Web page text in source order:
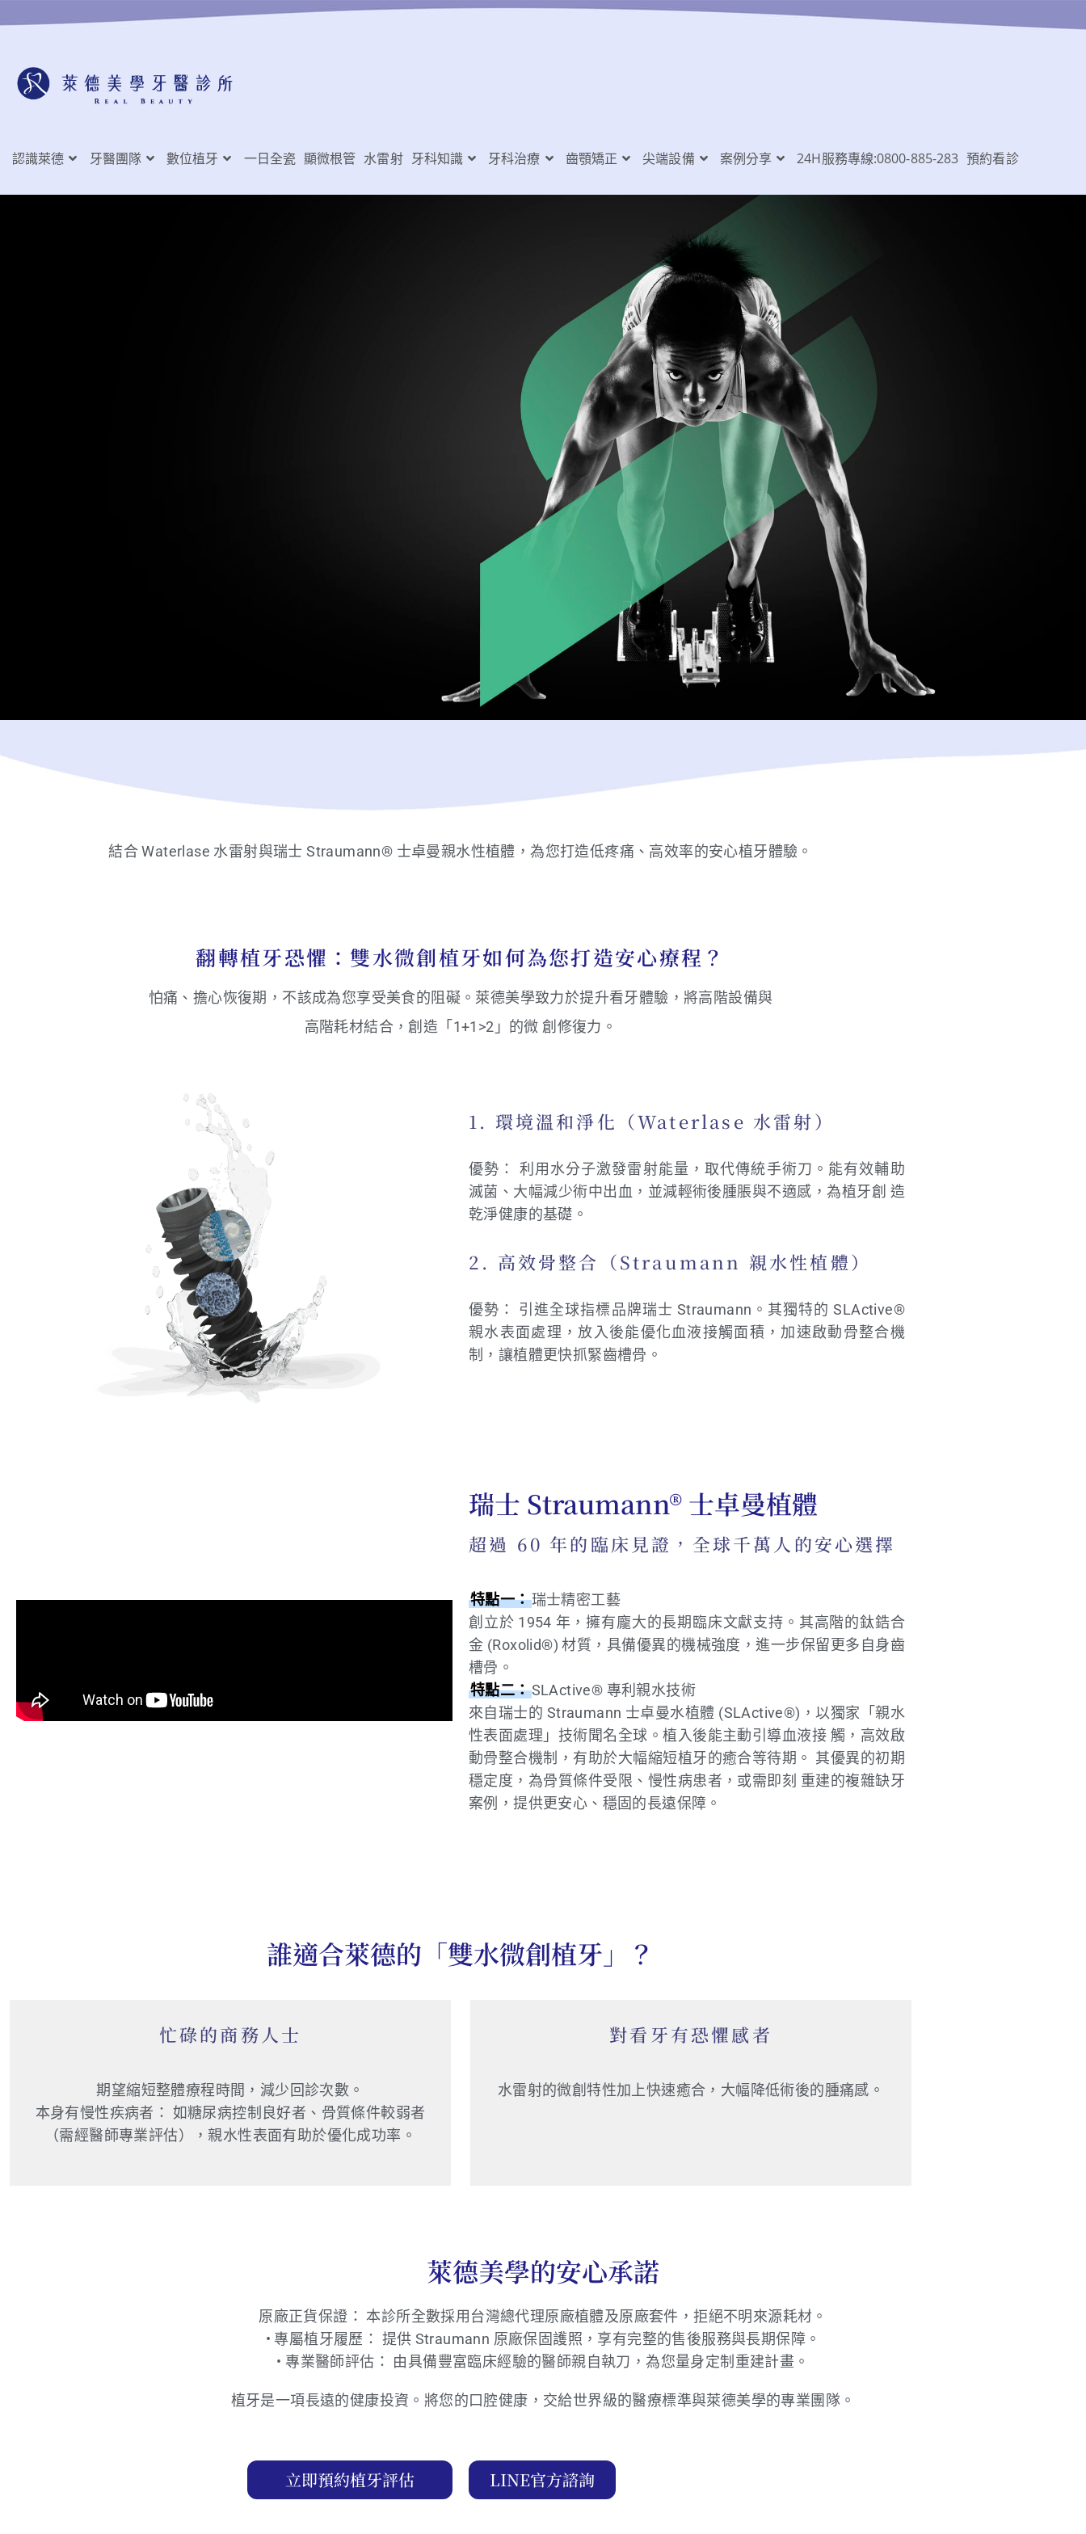
認識萊德 牙醫團隊 數位植牙 一日全瓷 顯微根管 水雷射 牙科知識 牙科治療 齒顎矯正 尖端設備 案例分享 24H服務專線:0800-885-283 預約看診
瑞士 Straumann 水植
體 ✕ 水雷射
溫和微創：萊德美學「雙水微創
植牙」
結合 Waterlase 水雷射與瑞士 Straumann® 士卓曼親水性植體，為您打造低疼痛、高效率的安心植牙體驗。
翻轉植牙恐懼：雙水微創植牙如何為您打造安心療程？
怕痛、擔心恢復期，不該成為您享受美食的阻礙。萊德美學致力於提升看牙體驗，將高階設備與
高階耗材結合，創造「1+1>2」的微 創修復力。
1. 環境溫和淨化（Waterlase 水雷射）
優勢： 利用水分子激發雷射能量，取代傳統手術刀。能有效輔助
滅菌、大幅減少術中出血，並減輕術後腫脹與不適感，為植牙創 造
乾淨健康的基礎。
2. 高效骨整合（Straumann 親水性植體）
優勢： 引進全球指標品牌瑞士 Straumann。其獨特的 SLActive®
親水表面處理，放入後能優化血液接觸面積，加速啟動骨整合機
制，讓植體更快抓緊齒槽骨。
瑞士 Straumann® 士卓曼植體
超過 60 年的臨床見證，全球千萬人的安心選擇
特點一：瑞士精密工藝
創立於 1954 年，擁有龐大的長期臨床文獻支持。其高階的鈦鋯合
金 (Roxolid®) 材質，具備優異的機械強度，進一步保留更多自身齒
槽骨。
特點二：SLActive® 專利親水技術
來自瑞士的 Straumann 士卓曼水植體 (SLActive®)，以獨家「親水
性表面處理」技術聞名全球。植入後能主動引導血液接 觸，高效啟
動骨整合機制，有助於大幅縮短植牙的癒合等待期。 其優異的初期
穩定度，為骨質條件受限、慢性病患者，或需即刻 重建的複雜缺牙
案例，提供更安心、穩固的長遠保障。
誰適合萊德的「雙水微創植牙」？
忙碌的商務人士
期望縮短整體療程時間，減少回診次數。
本身有慢性疾病者： 如糖尿病控制良好者、骨質條件較弱者
（需經醫師專業評估），親水性表面有助於優化成功率。
對看牙有恐懼感者
水雷射的微創特性加上快速癒合，大幅降低術後的腫痛感。
萊德美學的安心承諾
原廠正貨保證： 本診所全數採用台灣總代理原廠植體及原廠套件，拒絕不明來源耗材。
• 專屬植牙履歷： 提供 Straumann 原廠保固護照，享有完整的售後服務與長期保障。
• 專業醫師評估： 由具備豐富臨床經驗的醫師親自執刀，為您量身定制重建計畫。
植牙是一項長遠的健康投資。將您的口腔健康，交給世界級的醫療標準與萊德美學的專業團隊。
立即預約植牙評估 LINE官方諮詢